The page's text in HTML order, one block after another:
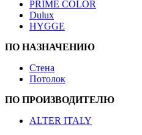
PRIME COLOR
Dulux
HYGGE
ПО НАЗНАЧЕНИЮ
Стена
Потолок
ПО ПРОИЗВОДИТЕЛЮ
ALTER ITALY